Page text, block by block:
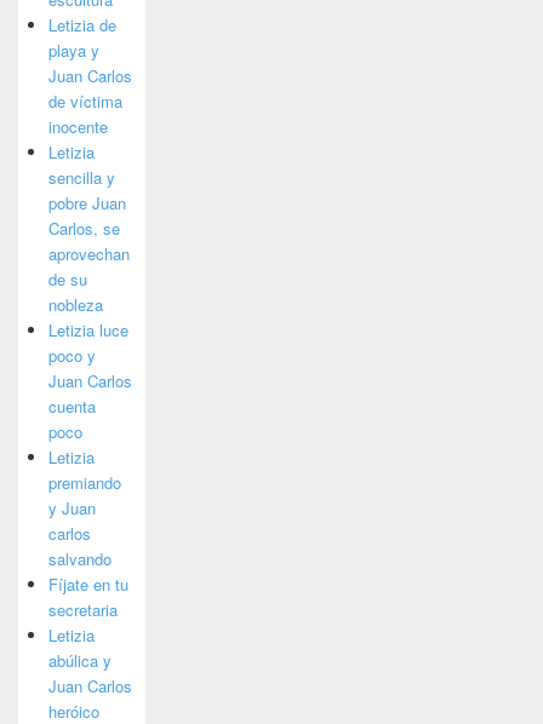
Letizia de
playa y
Juan Carlos
de víctima
inocente
Letizia
sencilla y
pobre Juan
Carlos, se
aprovechan
de su
nobleza
Letizia luce
poco y
Juan Carlos
cuenta
poco
Letizia
premiando
y Juan
carlos
salvando
Fíjate en tu
secretaria
Letizia
abúlica y
Juan Carlos
heróico